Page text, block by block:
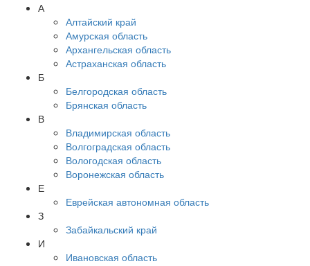
А
Алтайский край
Амурская область
Архангельская область
Астраханская область
Б
Белгородская область
Брянская область
В
Владимирская область
Волгоградская область
Вологодская область
Воронежская область
Е
Еврейская автономная область
З
Забайкальский край
И
Ивановская область